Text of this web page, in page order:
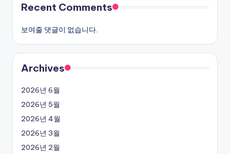
Recent Comments
보여줄 댓글이 없습니다.
Archives
2026년 6월
2026년 5월
2026년 4월
2026년 3월
2026년 2월